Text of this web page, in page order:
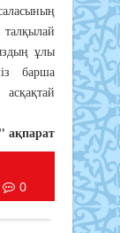
ұлы
барша
ақпарат
0